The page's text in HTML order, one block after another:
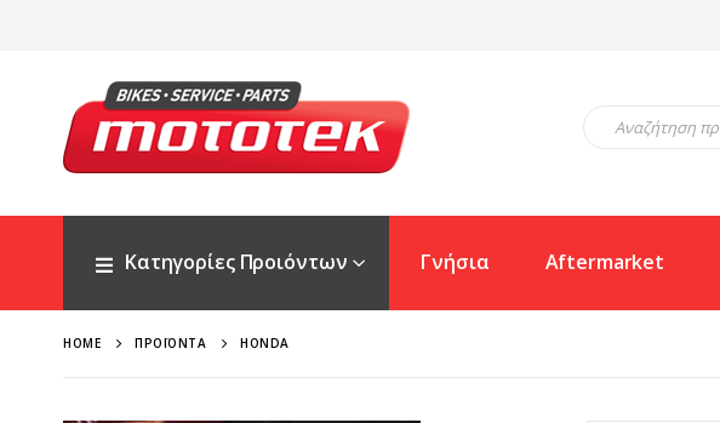
Κατηγορίες Προιόντων Γνήσια Aftermarket
HOME ΠΡΟΪΌΝΤΑ HONDA